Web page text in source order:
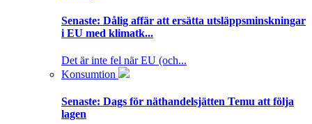
Senaste: Dålig affär att ersätta utsläppsminskningar
i EU med klimatk...
Det är inte fel när EU (och...
Konsumtion
Senaste: Dags för näthandelsjätten Temu att följa
lagen